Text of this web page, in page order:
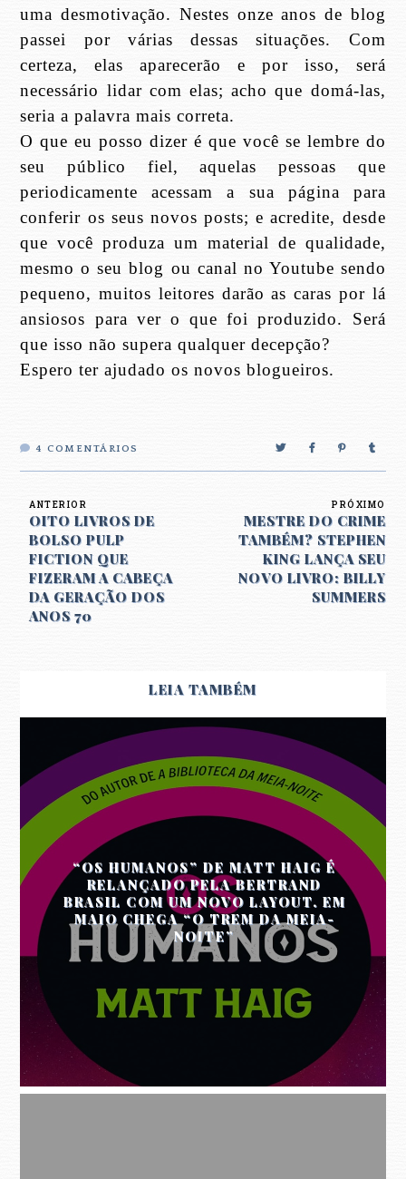
uma desmotivação. Nestes onze anos de blog
passei por várias dessas situações. Com
certeza, elas aparecerão e por isso, será
necessário lidar com elas; acho que domá-las,
seria a palavra mais correta.
O que eu posso dizer é que você se lembre do
seu público fiel, aquelas pessoas que
periodicamente acessam a sua página para
conferir os seus novos posts; e acredite, desde
que você produza um material de qualidade,
mesmo o seu blog ou canal no Youtube sendo
pequeno, muitos leitores darão as caras por lá
ansiosos para ver o que foi produzido. Será
que isso não supera qualquer decepção?
Espero ter ajudado os novos blogueiros.
4 COMENTÁRIOS
ANTERIOR
OITO LIVROS DE
BOLSO PULP
FICTION QUE
FIZERAM A CABEÇA
DA GERAÇÃO DOS
ANOS 70
PRÓXIMO
MESTRE DO CRIME
TAMBÉM? STEPHEN
KING LANÇA SEU
NOVO LIVRO: BILLY
SUMMERS
LEIA TAMBÉM
“OS HUMANOS” DE MATT HAIG É
RELANÇADO PELA BERTRAND
BRASIL COM UM NOVO LAYOUT. EM
MAIO CHEGA “O TREM DA MEIA-
NOITE”